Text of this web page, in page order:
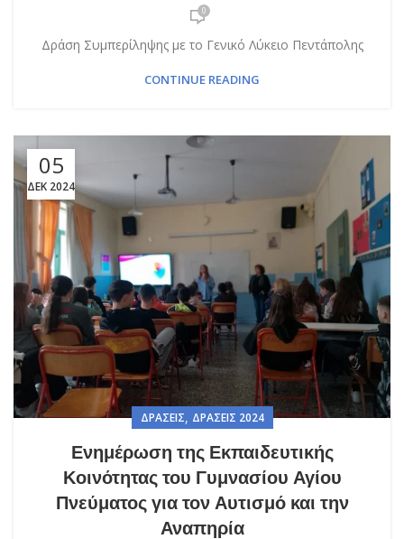
0
Δράση Συμπερίληψης με το Γενικό Λύκειο Πεντάπολης
CONTINUE READING
05
ΔΕΚ 2024
ΔΡΆΣΕΙΣ, ΔΡΆΣΕΙΣ 2024
Ενημέρωση της Εκπαιδευτικής
Κοινότητας του Γυμνασίου Αγίου
Πνεύματος για τον Αυτισμό και την
Αναπηρία